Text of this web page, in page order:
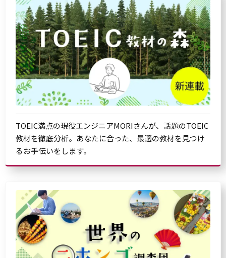
TOEIC満点の現役エンジニアMORIさんが、話題のTOEIC
教材を徹底分析。あなたに合った、最適の教材を見つけ
るお手伝いをします。